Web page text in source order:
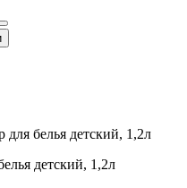
белья детский, 1,2л
детский, 1,2л